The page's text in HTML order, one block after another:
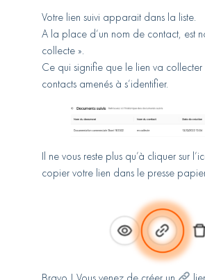
Votre lien suivi apparait dans la liste.
A la place d’un nom de contact, est
collecte ».
Ce qui signifie que le lien va collecter
contacts amenés à s’identifier.
Il ne vous reste plus qu’à cliquer sur
copier votre lien dans le presse